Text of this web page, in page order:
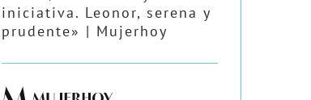
iniciativa. Leonor, serena y
prudente» | Mujerhoy